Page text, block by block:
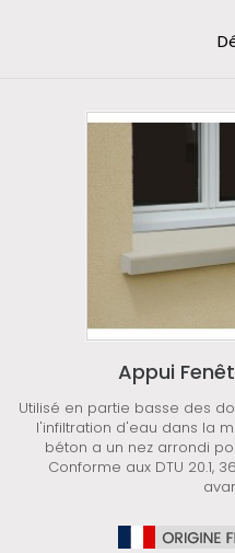
Appui
Utilisé en partie basse des
l'infiltration d'eau dans la
béton a un nez arrondi
Conforme aux DTU 20.1,